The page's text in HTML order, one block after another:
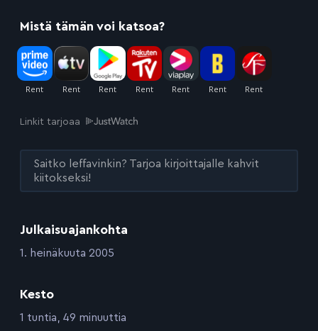
Julkaisuajankohta
:1. heinäkuuta 2005
Kesto
:1 tuntia, 49 minuuttia
Mistä tämän voi katsoa?
Linkit tarjoaa
Saitko leffavinkin? Tarjoa kirjoittajalle kahvit
kiitokseksi!